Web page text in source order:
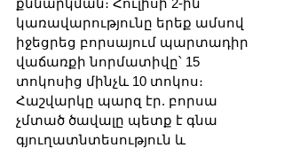
քննարկման։ Հուլիսի 2-ին
կառավարությունը երեք ամսով
իջեցրեց բորսայում պարտադիր
վաճառքի նորմատիվը՝ 15
տոկոսից մինչև 10 տոկոս։
Հաշվարկը պարզ էր. բորսա
չմտած ծավալը պետք է գնա
գյուղատնտեսություն և